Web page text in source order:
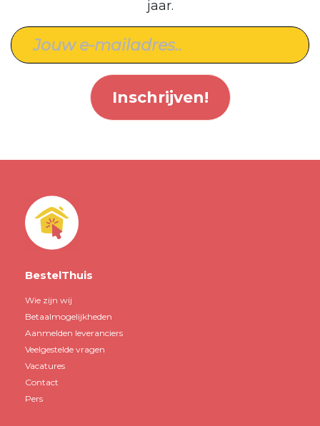
jaar.
Inschrijven!
BestelThuis
Wie zijn wij
Betaalmogelijkheden
Aanmelden leveranciers
Veelgestelde vragen
Vacatures
Contact
Pers